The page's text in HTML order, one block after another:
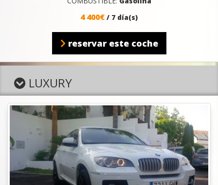
4 400€ / 7 día(s)
reservar este coche
LUXURY